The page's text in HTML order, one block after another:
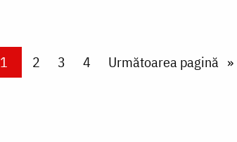
Current page
1 Page
2 Page
3 Page
4 Next page
Următoarea pagină